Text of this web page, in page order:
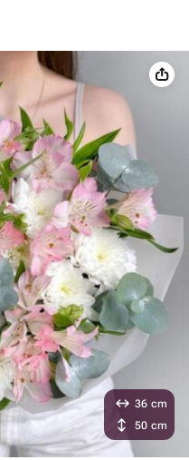
36 cm
50 cm